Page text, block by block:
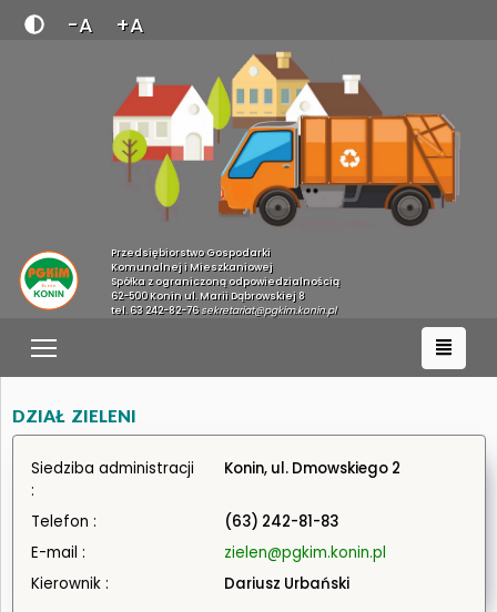
-A +A
Przedsiębiorstwo Gospodarki
Komunalnej i Mieszkaniowej
Spółka z ograniczoną odpowiedzialnością
62-500 Konin ul. Marii Dąbrowskiej 8
tel. 63 242-82-76sekretariat@pgkim.konin.pl
DZIAŁ ZIELENI
Siedziba administracji
:
Konin, ul. Dmowskiego 2
Telefon :
(63) 242-81-83
E-mail :
zielen@pgkim.konin.pl
Kierownik :
Dariusz Urbański